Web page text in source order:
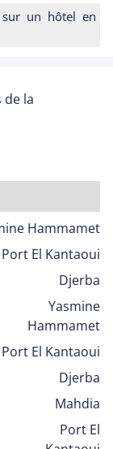
sur un hôtel en
de la
Hammamet
Port El Kantaoui
Djerba
Yasmine
Hammamet
Port El Kantaoui
Djerba
Mahdia
Port El